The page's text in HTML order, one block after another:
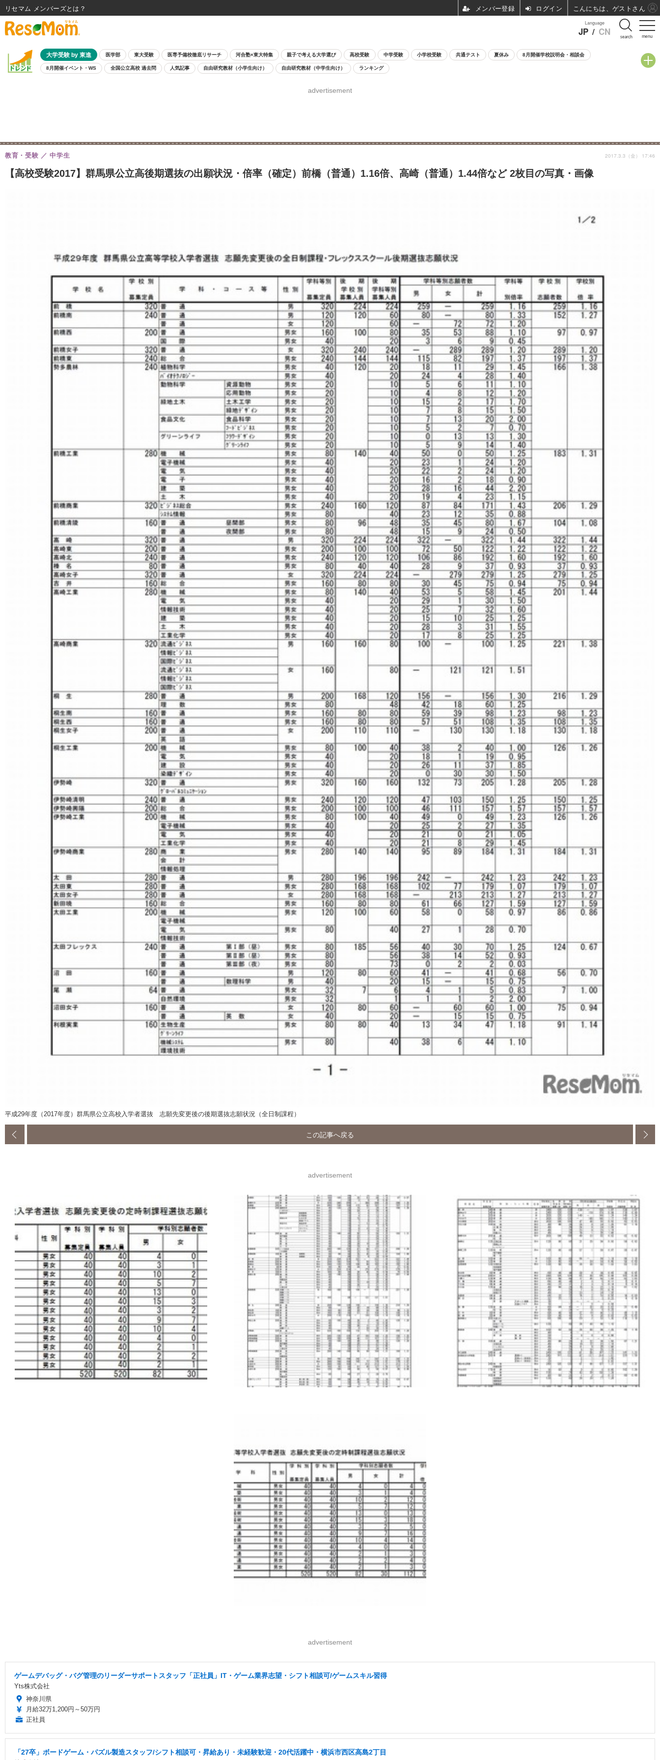
menu
Language
JP / CN search
大学受験 by 東進 医学部 東大受験 医専予備校徹底リサーチ 河合塾×東大特集 親子で考える大学選び 高校受験 中学受験 小学校受験 共通テスト 夏休み 8月開催学校説明会・相談会
8月開催イベント・WS 全国公立高校 過去問 人気記事 自由研究教材（小学生向け） 自由研究教材（中学生向け） ランキング
advertisement
【高校受験2017】群馬県公立高後期選抜の出願状況・倍率（確定）前橋（普通）1.16倍、高崎（普通）1.44倍など 2枚目の写真・画像
教育・受験 中学生 2017.3.3（金） 17:46
平成29年度（2017年度）群馬県公立高校入学者選抜 志願先変更後の後期選抜志願状況（全日制課程）
この記事へ戻る
advertisement
advertisement
ゲームデバッグ・バグ管理のリーダーサポートスタッフ「正社員」IT・ゲーム業界志望・シフト相談可/ゲームスキル習得
Yts株式会社
神奈川県
月給32万1,200円～50万円
正社員
「27卒」ボードゲーム・パズル製造スタッフ/シフト相談可・昇給あり・未経験歓迎・20代活躍中・横浜市西区高島2丁目
リセマム メンバーズ ログイン こんにちは、ゲストさん